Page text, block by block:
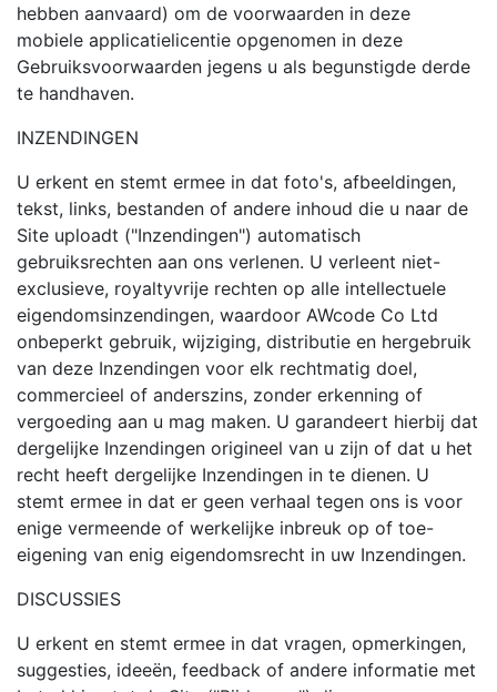
hebben aanvaard) om de voorwaarden in deze
mobiele applicatielicentie opgenomen in deze
Gebruiksvoorwaarden jegens u als begunstigde derde
te handhaven.
INZENDINGEN
U erkent en stemt ermee in dat foto's, afbeeldingen,
tekst, links, bestanden of andere inhoud die u naar de
Site uploadt ("Inzendingen") automatisch
gebruiksrechten aan ons verlenen. U verleent niet-
exclusieve, royaltyvrije rechten op alle intellectuele
eigendomsinzendingen, waardoor AWcode Co Ltd
onbeperkt gebruik, wijziging, distributie en hergebruik
van deze Inzendingen voor elk rechtmatig doel,
commercieel of anderszins, zonder erkenning of
vergoeding aan u mag maken. U garandeert hierbij dat
dergelijke Inzendingen origineel van u zijn of dat u het
recht heeft dergelijke Inzendingen in te dienen. U
stemt ermee in dat er geen verhaal tegen ons is voor
enige vermeende of werkelijke inbreuk op of toe-
eigening van enig eigendomsrecht in uw Inzendingen.
DISCUSSIES
U erkent en stemt ermee in dat vragen, opmerkingen,
suggesties, ideeën, feedback of andere informatie met